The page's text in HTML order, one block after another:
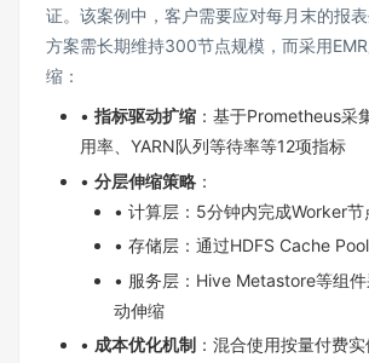
证。该案例中，客户需要应对每月末的报
方案需长期维持300节点规模，而采用
缩：
• 指标驱动扩缩 ：基于Prometheus采
用率、YARN队列等待率等12项指标
• 分层伸缩策略 ：
• 计算层：5分钟内完成Worker节
• 存储层：通过HDFS Cache
• 服务层：Hive Metastore等组件
动伸缩
• 成本优化机制 ：混合使用按量付费